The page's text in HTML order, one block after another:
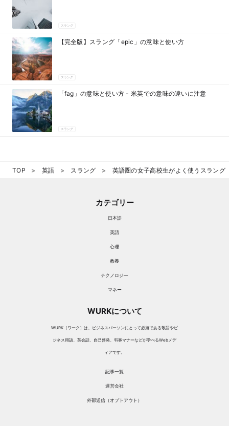
スラング
【完全版】スラング「epic」の意味と使い方
スラング
「fag」の意味と使い方 - 米英での意味の違いに注意
スラング
TOP 英語 スラング 英語圏の女子高校生がよく使うスラング
カテゴリー
日本語
英語
心理
教養
テクノロジー
マネー
WURKについて
WURK［ワーク］は、ビジネスパーソンにとって必須である敬語やビ
ジネス用語、英会話、自己啓発、弔事マナーなどが学べるWebメデ
ィアです。
記事一覧
運営会社
外部送信（オプトアウト）